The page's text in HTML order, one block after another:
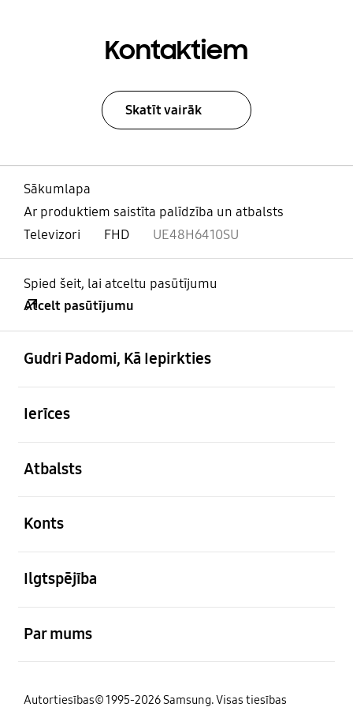
Kontaktiem
Skatīt vairāk
Sākumlapa
Ar produktiem saistīta palīdzība un atbalsts
Televizori
FHD UE48H6410SU
Spied šeit, lai atceltu pasūtījumu
Atcelt pasūtījumu
Gudri Padomi, Kā Iepirkties
Ierīces
Atbalsts
Konts
Ilgtspējība
Par mums
Autortiesības© 1995-2026 Samsung. Visas tiesības